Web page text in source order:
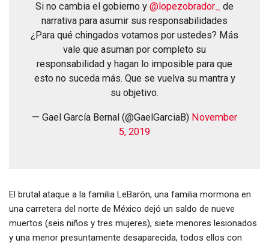
Si no cambia el gobierno y @lopezobrador_
de
narrativa para asumir sus responsabilidades
¿Para qué chingados votamos por ustedes? Más
vale que asuman por completo su
responsabilidad y hagan lo imposible para que
esto no suceda más. Que se vuelva su mantra y
su objetivo.
— Gael García Bernal (@GaelGarciaB) November
5, 2019
El brutal ataque a la familia LeBarón, una familia mormona en
una carretera del norte de México dejó un saldo de nueve
muertos (seis niños y tres mujeres), siete menores lesionados
y una menor presuntamente desaparecida, todos ellos con